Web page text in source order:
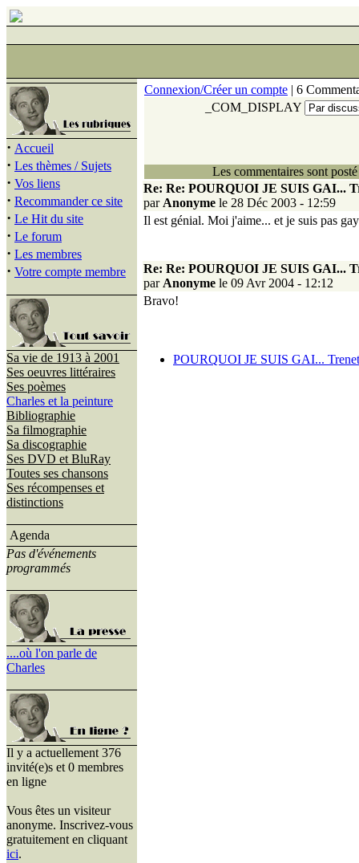
· Accueil
· Les thèmes / Sujets
· Vos liens
· Recommander ce site
· Le Hit du site
· Le forum
· Les membres
· Votre compte membre
Sa vie de 1913 à 2001
Ses oeuvres littéraires
Ses poèmes
Charles et la peinture
Bibliographie
Sa filmographie
Sa discographie
Ses DVD et BluRay
Toutes ses chansons
Ses récompenses et
distinctions
Agenda
Pas d'événements
programmés
....où l'on parle de
Charles
Il y a actuellement 376
invité(e)s et 0 membres
en ligne
Vous êtes un visiteur
anonyme. Inscrivez-vous
gratuitement en cliquant
ici.
Connexion/Créer un compte | 6
_COM_DISPLAY
Les commentaires sont
Re: Re: POURQUOI JE SUIS GAI...
par Anonyme le 28 Déc 2003 - 12:59
Il est génial. Moi j'aime... et je suis pas
Re: Re: POURQUOI JE SUIS GAI...
par Anonyme le 09 Avr 2004 - 12:12
Bravo!
POURQUOI JE SUIS GAI...